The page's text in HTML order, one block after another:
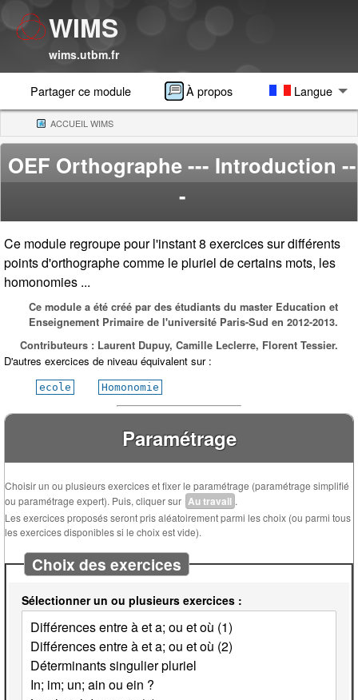
WIMS
wims.utbm.fr
Partager ce module À propos Langue
ACCUEIL WIMS(CURRENT)
OEF Orthographe--- Introduction --
-
Ce module regroupe pour l'instant 8 exercices sur différents
points d'orthographe comme le pluriel de certains mots, les
homonomies ...
Ce module a été créé par des étudiants du master Education et
Enseignement Primaire de l'université Paris-Sud en 2012-2013.
Contributeurs : Laurent Dupuy, Camille Leclerre, Florent Tessier.
D'autres exercices de niveau équivalent sur :
ecole Homonomie
Paramétrage
Choisir un ou plusieurs exercices et fixer le paramétrage (paramétrage simplifié
ou paramétrage expert). Puis, cliquer sur Au travail .
Les exercices proposés seront pris aléatoirement parmi les choix (ou parmi tous
les exercices disponibles si le choix est vide).
Choix des exercices
Sélectionner un ou plusieurs exercices :